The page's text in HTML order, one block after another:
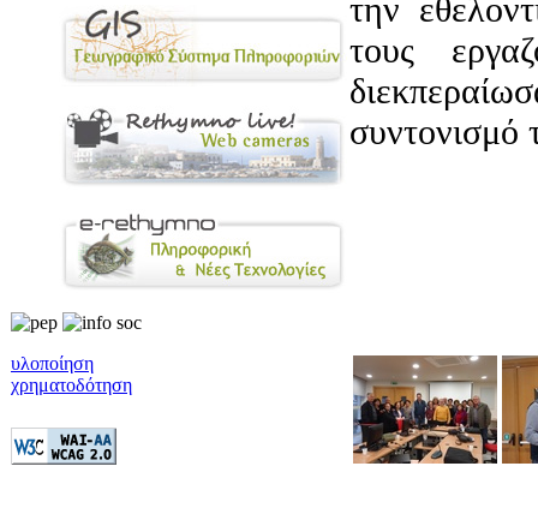
υλοποίηση
χρηματοδότηση
την
τους
συντονισμό